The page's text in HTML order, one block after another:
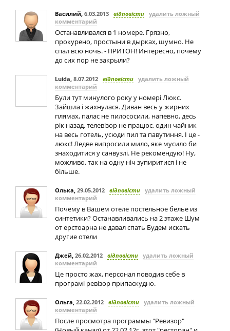
Василий, 6.03.2013 відповісти удалить ложный
комментарий
Останавливался в 1 номере. Грязно,
прокурено, простыни в дырках, шумно. Не
спал всю ночь. - ПРИТОН! Интересно, почему
до сих пор не закрыли?
Luida, 8.07.2012 відповісти удалить ложный
комментарий
Були тут минулого року у номері Люкс.
Зайшла і жахнулася. Диван весь у жирних
плямах, палас не пилососили, напевно, десь
рік назад, телевізор не працює, один чайник
на весь готель, усюди пил та павутиння. І це -
люкс! Ледве випросили мило, яке мусило би
знаходитися у санвузлі. Не рекомендую! Ну,
можливо, так на одну ніч зупиритися і не
більше.
Олька, 29.05.2012 відповісти удалить ложный
комментарий
Почему в Вашем отеле постельное белье из
синтетики? Останавливались на 2 этаже Шум
от ерстоарна не давал спать Будем искать
другие отели
Джей, 26.02.2012 відповісти удалить ложный
комментарий
Це просто жах, персонал поводив себе в
програмі ревізор припаскудно.
Ольга, 22.02.2012 відповісти удалить ложный
комментарий
После просмотра программы "Ревизор"